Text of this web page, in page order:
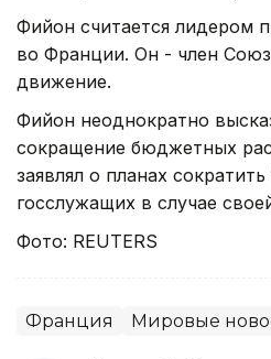
Фийон считается лидером
во Франции. Он - член
движение.
Фийон неоднократно
сокращение бюджетных
заявлял о планах
госслужащих в случае
Фото: REUTERS
Франция Мировые